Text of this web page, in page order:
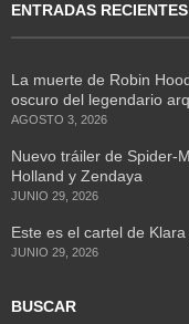
ENTRADAS RECIENTES
La muerte de Robin
oscuro del legendario
AGOSTO 3, 2026
Nuevo tráiler de Spider-
Holland y Zendaya
JUNIO 29, 2026
Este es el cartel de
JUNIO 29, 2026
BUSCAR